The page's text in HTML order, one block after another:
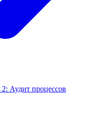
Аудит процессов